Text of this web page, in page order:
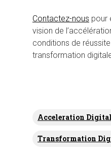
Contactez-nous pour
vision de
conditions de
transformation
Acceleration
Transformation